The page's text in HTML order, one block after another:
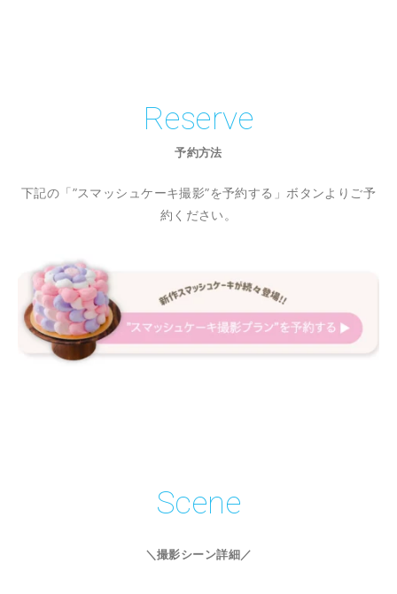
Reserve
予約方法
下記の「”スマッシュケーキ撮影”を予約する」ボタンよりご予
約ください。
Scene
＼撮影シーン詳細／